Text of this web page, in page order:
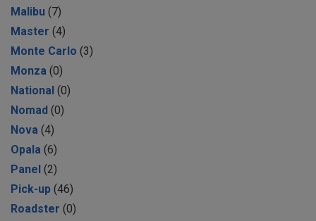
Malibu (7)
Master (4)
Monte Carlo (3)
Monza (0)
National (0)
Nomad (0)
Nova (4)
Opala (6)
Panel (2)
Pick-up (46)
Roadster (0)